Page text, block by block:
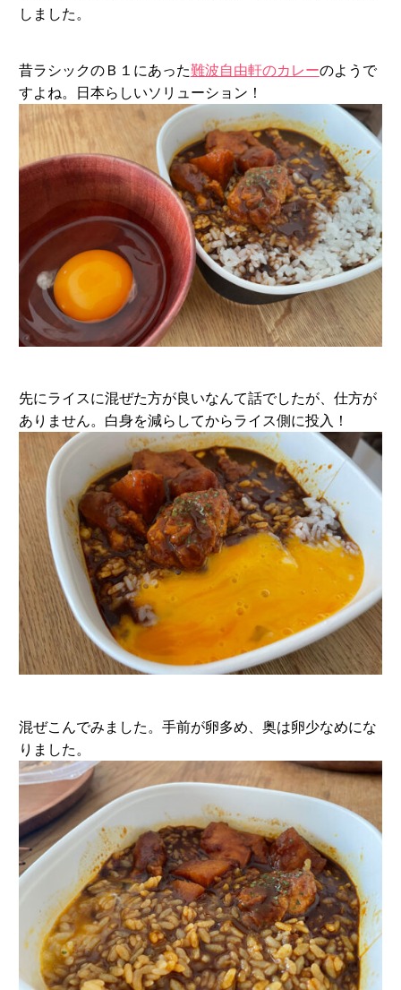
しました。
昔ラシックのＢ１にあった難波自由軒のカレーのようで
すよね。日本らしいソリューション！
先にライスに混ぜた方が良いなんて話でしたが、仕方が
ありません。白身を減らしてからライス側に投入！
混ぜこんでみました。手前が卵多め、奥は卵少なめにな
りました。